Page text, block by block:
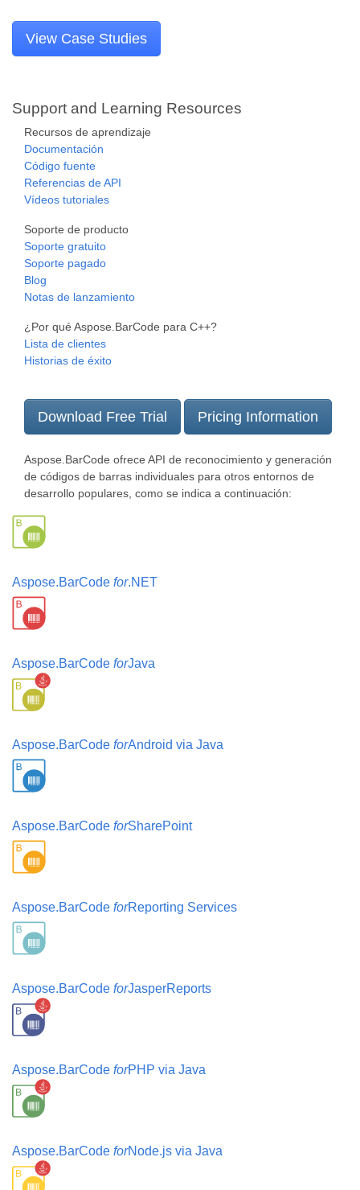
View Case Studies
Support and Learning Resources
Recursos de aprendizaje
Documentación
Código fuente
Referencias de API
Vídeos tutoriales
Soporte de producto
Soporte gratuito
Soporte pagado
Blog
Notas de lanzamiento
¿Por qué Aspose.BarCode para C++?
Lista de clientes
Historias de éxito
Download Free Trial Pricing Information
Aspose.BarCode ofrece API de reconocimiento y generación
de códigos de barras individuales para otros entornos de
desarrollo populares, como se indica a continuación:
Aspose.BarCode for.NET
Aspose.BarCode forJava
Aspose.BarCode forAndroid via Java
Aspose.BarCode forSharePoint
Aspose.BarCode forReporting Services
Aspose.BarCode forJasperReports
Aspose.BarCode forPHP via Java
Aspose.BarCode forNode.js via Java